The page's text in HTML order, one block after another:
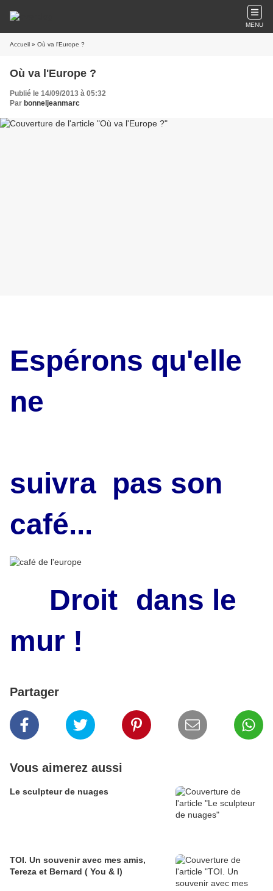
MENU
Accueil » Où va l'Europe ?
Où va l'Europe ?
Publié le 14/09/2013 à 05:32
Par bonneljeanmarc
Espérons qu'elle
ne
suivra pas son
café...
Droit
dans le
mur !
Partager
Vous aimerez aussi
Le sculpteur de nuages
TOI. Un souvenir avec mes amis,
Tereza et Bernard ( You & I)